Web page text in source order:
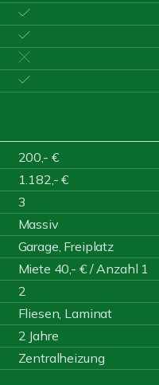
200,- €
1.182,- €
3
Massiv
Garage, Freiplatz
Miete 40,- € / Anzahl 1
2
Fliesen, Laminat
2 Jahre
Zentralheizung